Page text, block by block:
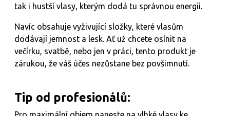
tak i hustší vlasy, kterým dodá tu správnou energii.
Navíc obsahuje vyživující složky, které vlasům
dodávají jemnost a lesk. Ať už chcete oslnit na
večírku, svatbě, nebo jen v práci, tento produkt je
zárukou, že váš účes nezůstane bez povšimnutí.
Tip od profesionálů: